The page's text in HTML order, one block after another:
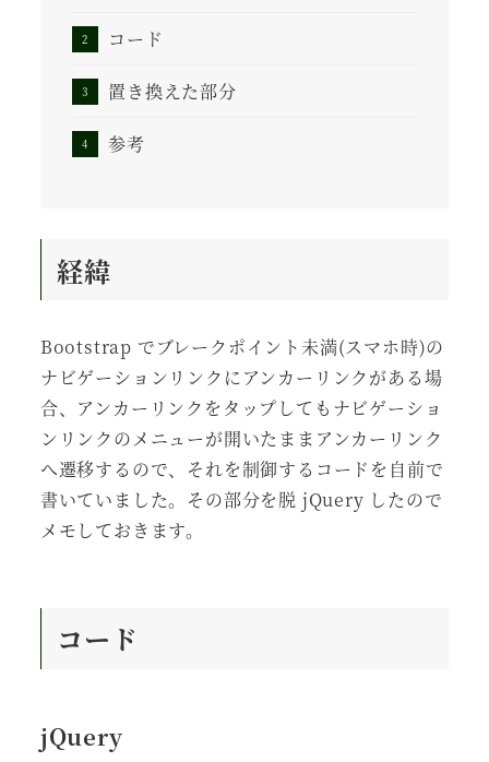
コード
置き換えた部分
参考
経緯
Bootstrap でブレークポイント未満(スマホ時)の
ナビゲーションリンクにアンカーリンクがある場
合、アンカーリンクをタップしてもナビゲーショ
ンリンクのメニューが開いたままアンカーリンク
へ遷移するので、それを制御するコードを自前で
書いていました。その部分を脱 jQuery したので
メモしておきます。
コード
jQuery